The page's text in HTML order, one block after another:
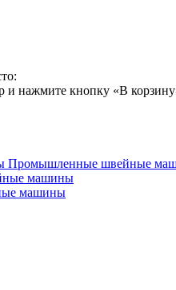
и нажмите кнопку «В
Промышленные швейные
машины
машины